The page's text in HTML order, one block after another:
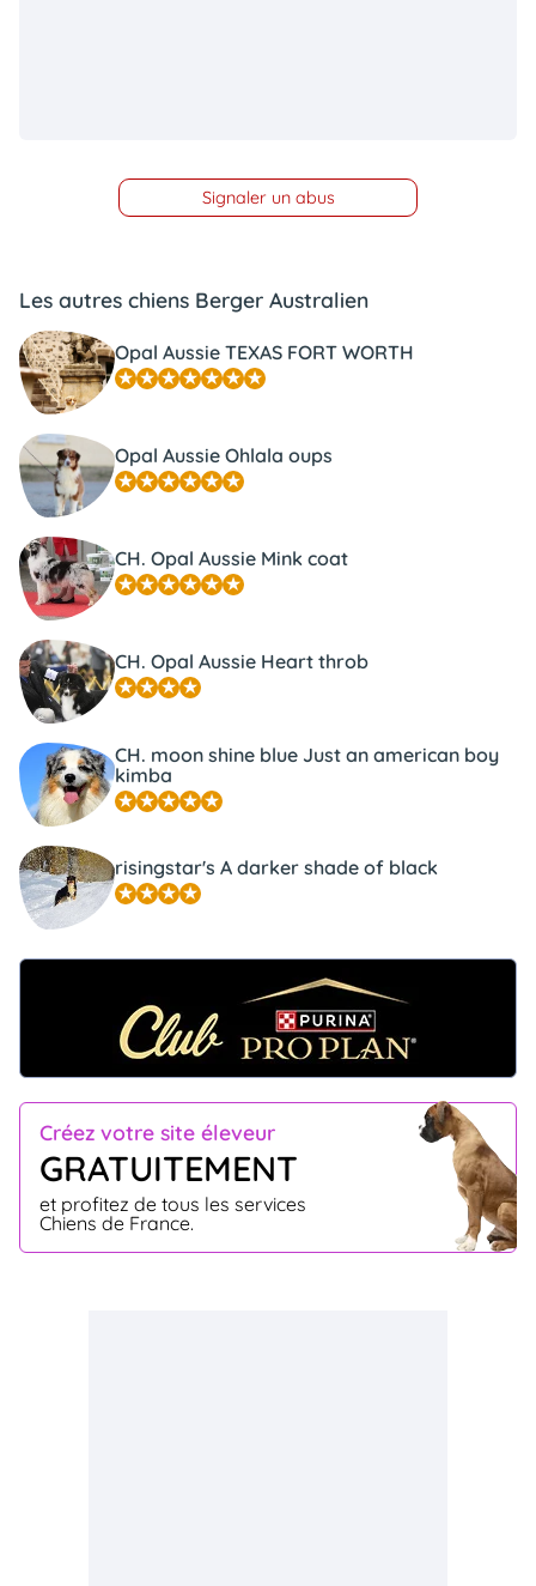
Signaler un abus
Créez votre site éleveur
GRATUITEMENT
et profitez de tous les services
Chiens de France.
Les autres chiens Berger Australien
Opal Aussie TEXAS FORT WORTH
Opal Aussie Ohlala oups
CH. Opal Aussie Mink coat
CH. Opal Aussie Heart throb
CH. moon shine blue Just an american boy
kimba
risingstar's A darker shade of black